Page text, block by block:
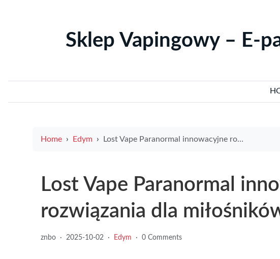
Sklep Vapingowy – E-
Home Edym Lost Vape Paranormal innowacyjne rozwiązania dla miłośników vapingu
Lost Vape Paranormal
rozwiązania dla
znbo · 2025-10-02 · Edym · 0 Comments